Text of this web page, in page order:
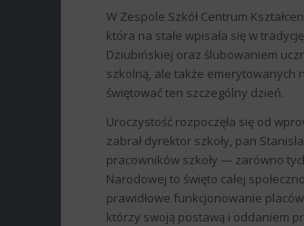
W Zespole Szkół Centrum
która na stałe wpisała się w
Dziubińskiej oraz ślubowaniem
szkolną, ale także emerytowanych
świętować ten szczególny dzień.
Uroczystość rozpoczęła się od
zabrał dyrektor szkoły, pan
pracowników szkoły — zarówno
Narodowej to święto całej
prawidłowe funkcjonowanie
którzy swoją postawą i oddaniem